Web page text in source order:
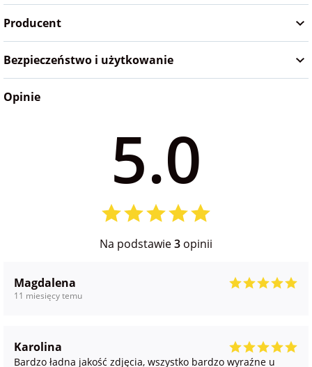
Producent
Bezpieczeństwo i użytkowanie
Opinie
5.0
Na podstawie3 opinii
Magdalena
11 miesięcy temu
Karolina
Bardzo ładna jakość zdjęcia, wszystko bardzo wyraźne u